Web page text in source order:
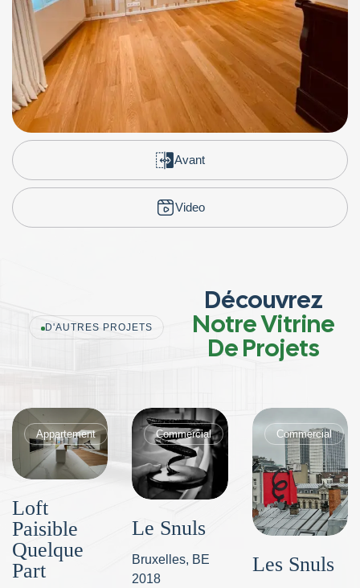
Avant
Video
D'AUTRES PROJETS
Découvrez
Notre Vitrine
De Projets
Appartement
Loft
Paisible
Quelque
Part
Commercial
Le Snuls
Bruxelles, BE
2018
Commercial
Les Snuls